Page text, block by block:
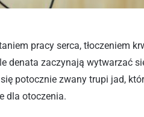
pracy serca, tłoczeniem
denata zaczynają wytwarzać
potocznie zwany trupi jad,
dla otoczenia.